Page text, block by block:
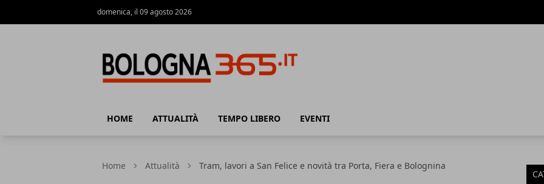
domenica, il 09 agosto 2026
HOME ATTUALITÀ TEMPO LIBERO EVENTI
Home Attualità Tram, lavori a San Felice e novità tra Porta, Fiera e Bolognina